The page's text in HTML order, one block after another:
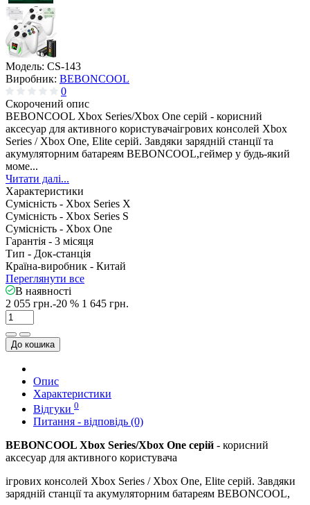
Модель: CS-143
Виробник: BEBONCOOL
0
Скорочений опис
BEBONCOOL Xbox Series/Xbox One серій - корисний
аксесуар для активного користувачаігрових консолей Xbox
Series / Xbox One, Elite серій. Завдяки зарядній станції та
акумуляторним батареям BEBONCOOL,геймер у будь-який
моме...
Читати далі...
Характеристики
Сумісність - Xbox Series X
Сумісність - Xbox Series S
Сумісність - Xbox One
Гарантія - 3 місяця
Тип - Док-станція
Країна-виробник - Китай
Переглянути все
В наявності
2 055 грн.-20 % 1 645 грн.
До кошика
Опис
Характеристики
Відгуки 0
Питання - відповідь (0)
BEBONCOOL Xbox Series/Xbox One серій - корисний
аксесуар для активного користувача
ігрових консолей Xbox Series / Xbox One, Elite серій. Завдяки
зарядній станції та акумуляторним батареям BEBONCOOL,